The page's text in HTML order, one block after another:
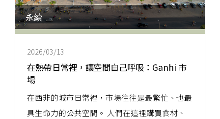
永續
2026/03/13
在熱帶日常裡，讓空間自己呼吸：Ganhi 市
場
在西非的城市日常裡，市場往往是最繁忙、也最
具生命力的公共空間。 人們在這裡購買食材、